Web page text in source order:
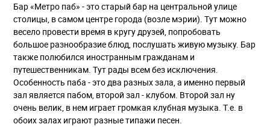
Бар «Метро паб» - это старый бар на центральной улице
столицы, в самом центре города (возле мэрии). Тут можно
весело провести время в кругу друзей, попробовать
большое разнообразие блюд, послушать живую музыку. Бар
также полюбился иностранным гражданам и
путешественникам. Тут рады всем без исключения.
Особенность паба - это два разных зала, а именно первый
зал является пабом, второй зал - клубом. Второй зал ну
очень велик, в нем играет громкая клубная музыка. Т.е. в
обоих залах играют разные типажи песен.